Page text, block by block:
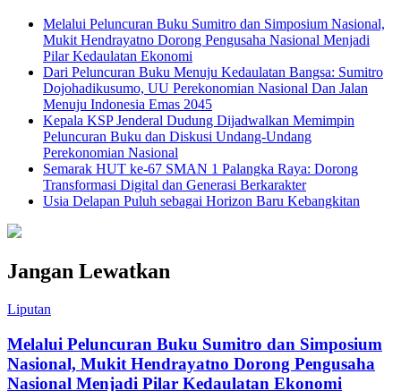
Melalui Peluncuran Buku Sumitro dan Simposium Nasional,
Mukit Hendrayatno Dorong Pengusaha Nasional Menjadi
Pilar Kedaulatan Ekonomi
Dari Peluncuran Buku Menuju Kedaulatan Bangsa: Sumitro
Dojohadikusumo, UU Perekonomian Nasional Dan Jalan
Menuju Indonesia Emas 2045
Kepala KSP Jenderal Dudung Dijadwalkan Memimpin
Peluncuran Buku dan Diskusi Undang-Undang
Perekonomian Nasional
Semarak HUT ke-67 SMAN 1 Palangka Raya: Dorong
Transformasi Digital dan Generasi Berkarakter
Usia Delapan Puluh sebagai Horizon Baru Kebangkitan
Jangan Lewatkan
Liputan
Melalui Peluncuran Buku Sumitro dan Simposium
Nasional, Mukit Hendrayatno Dorong Pengusaha
Nasional Menjadi Pilar Kedaulatan Ekonomi